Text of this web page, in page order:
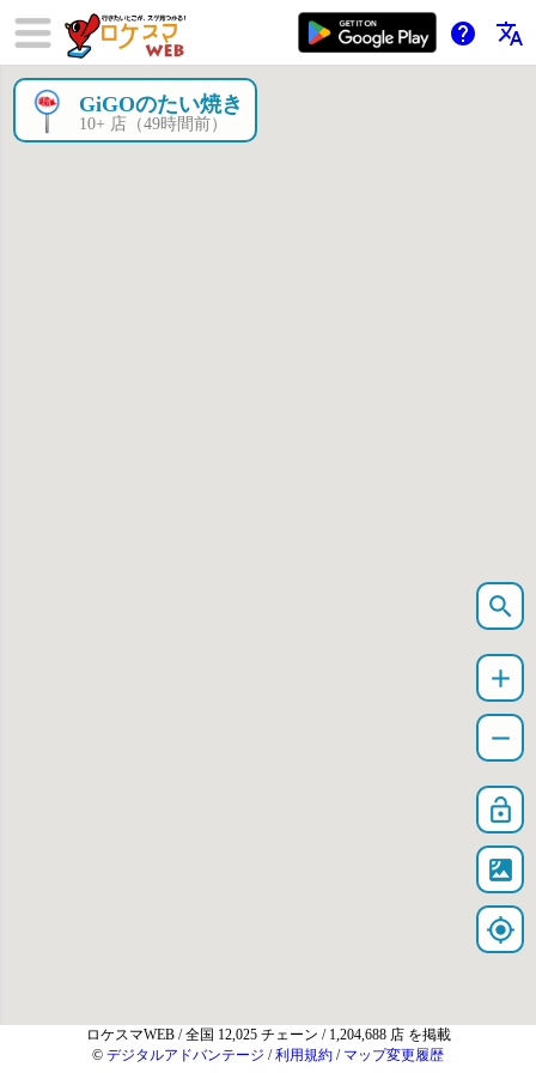
help translate
×
GiGOのたい焼き
10+ 店（49時間前）
search
add
remove
lock_open
satellite
my_location
ロケスマWEB / 全国 12,025 チェーン / 1,204,688 店 を掲載
© デジタルアドバンテージ /利用規約 / マップ変更履歴